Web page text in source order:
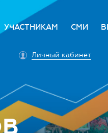
УЧАСТНИКАМ
Единый личный кабинет
Аккредитация личного
автомобиля
СМИ
Личный кабинет